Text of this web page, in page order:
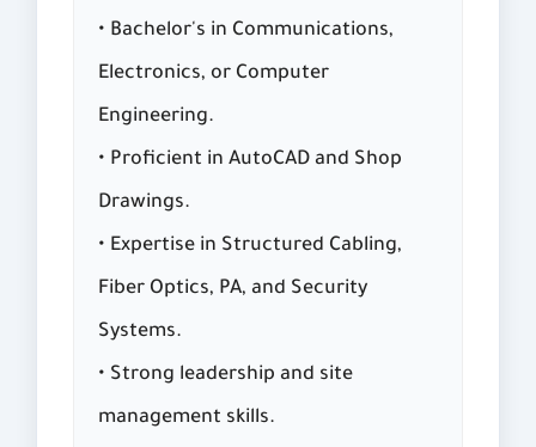
• Bachelor's in Communications,
Electronics, or Computer
Engineering.
• Proficient in AutoCAD and Shop
Drawings.
• Expertise in Structured Cabling,
Fiber Optics, PA, and Security
Systems.
• Strong leadership and site
management skills.